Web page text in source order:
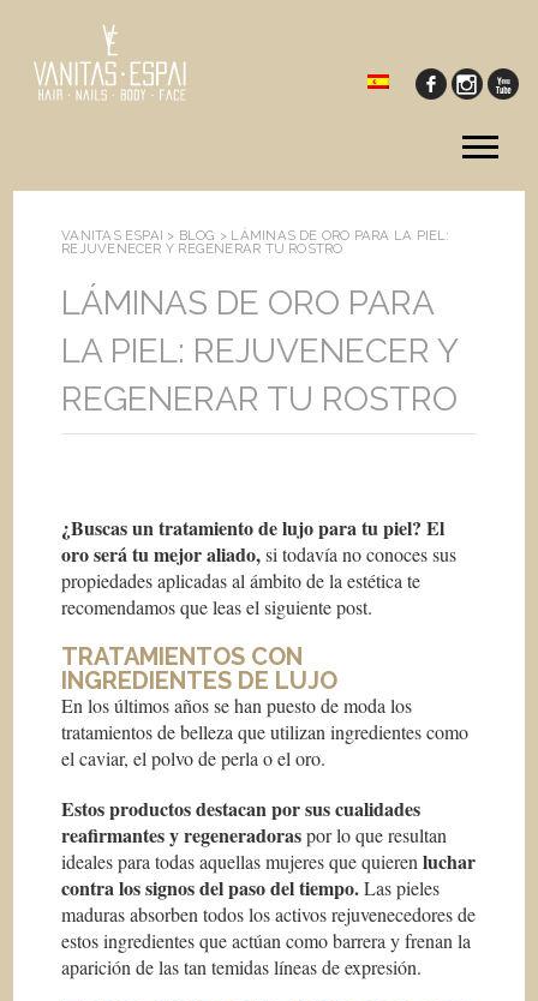
VANITAS ESPAI > BLOG > LÁMINAS DE ORO PARA LA PIEL:
REJUVENECER Y REGENERAR TU ROSTRO
LÁMINAS DE ORO PARA
LA PIEL: REJUVENECER Y
REGENERAR TU ROSTRO
¿Buscas un tratamiento de lujo para tu piel? El
oro será tu mejor aliado,si todavía no conoces sus
propiedades aplicadas al ámbito de la estética te
recomendamos que leas el siguiente post.
TRATAMIENTOS CON
INGREDIENTES DE LUJO
En los últimos años se han puesto de moda los
tratamientos de belleza que utilizan ingredientes como
el caviar, el polvo de perla o el oro.
Estos productos destacan por sus cualidades
reafirmantes y regeneradoraspor lo que resultan
ideales para todas aquellas mujeres que quierenluchar
contra los signos del paso del tiempo.Las pieles
maduras absorben todos los activos rejuvenecedores de
estos ingredientes que actúan como barrera y frenan la
aparición de las tan temidas líneas de expresión.